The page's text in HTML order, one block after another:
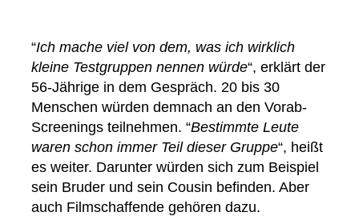
“Ich mache viel von dem, was ich wirklich
kleine Testgruppen nennen würde“, erklärt der
56-Jährige in dem Gespräch. 20 bis 30
Menschen würden demnach an den Vorab-
Screenings teilnehmen. “Bestimmte Leute
waren schon immer Teil dieser Gruppe“, heißt
es weiter. Darunter würden sich zum Beispiel
sein Bruder und sein Cousin befinden. Aber
auch Filmschaffende gehören dazu.